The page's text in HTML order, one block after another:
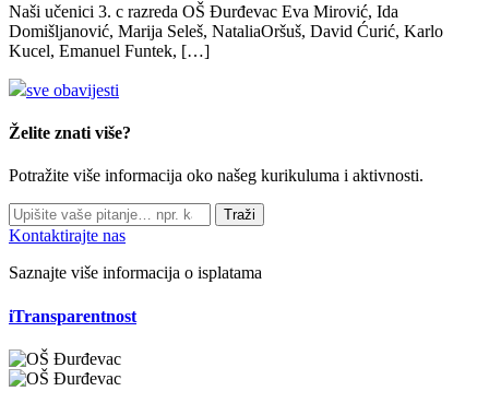
Naši učenici 3. c razreda OŠ Đurđevac Eva Mirović, Ida
Domišljanović, Marija Seleš, NataliaOršuš, David Ćurić, Karlo
Kucel, Emanuel Funtek, […]
sve obavijesti
Želite znati više?
Potražite više informacija oko našeg kurikuluma i aktivnosti.
Traži
Kontaktirajte nas
Saznajte više informacija o isplatama
iTransparentnost